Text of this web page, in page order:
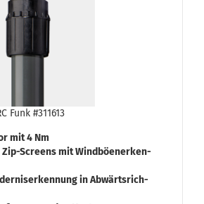
Funk #311613
mit4 Nm
Zip-ScreensmitWind­bö­en­er­ken­
inAb­wärts­rich­